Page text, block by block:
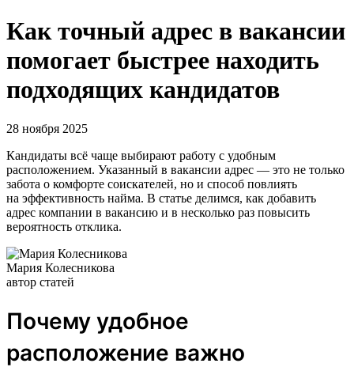
Как точный адрес в вакансии
помогает быстрее находить
подходящих кандидатов
28 ноября 2025
Кандидаты всё чаще выбирают работу с удобным
расположением. Указанный в вакансии адрес — это не только
забота о комфорте соискателей, но и способ повлиять
на эффективность найма. В статье делимся, как добавить
адрес компании в вакансию и в несколько раз повысить
вероятность отклика.
Мария Колесникова
автор статей
Почему удобное
расположение важно